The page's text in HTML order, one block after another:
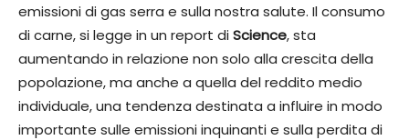
emissioni di gas serra e sulla nostra salute. Il consumo
di carne, si legge in un report diScience, sta
aumentando in relazione non solo alla crescita della
popolazione, ma anche a quella del reddito medio
individuale, una tendenza destinata a influire in modo
importante sulle emissioni inquinanti e sulla perdita di